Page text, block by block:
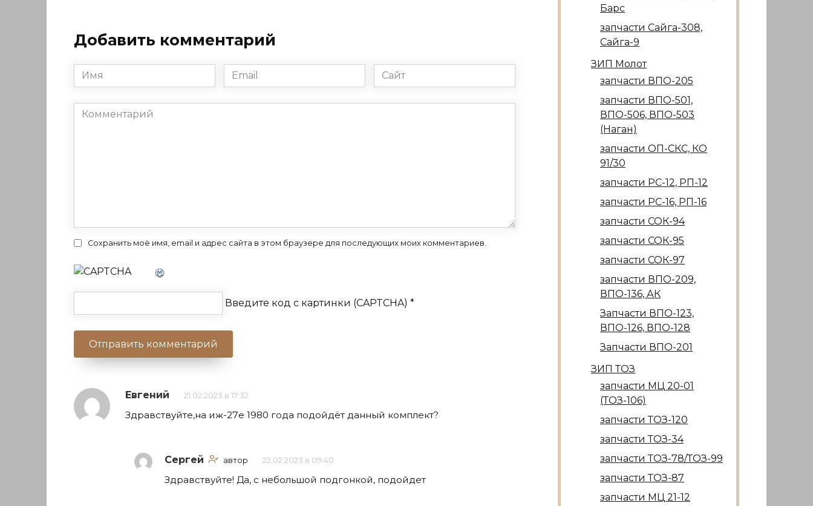
Добавить комментарий
Имя
*
Email
*
Сайт
Комментарий
Сохранить моё имя, email и адрес сайта в этом браузере для последующих моих комментариев.
Введите код с картинки (CAPTCHA) *
Евгений 21.02.2023 в 17:32
Здравствуйте,на иж-27е 1980 года подойдёт данный комплект?
Сергей автор 22.02.2023 в 09:40
Здравствуйте! Да, с небольшой подгонкой, подойдет
Барс
запчасти Сайга-308,
Сайга-9
ЗИП Молот
запчасти ВПО-205
запчасти ВПО-501,
ВПО-506, ВПО-503
(Наган)
запчасти ОП-СКС, КО
91/30
запчасти РС-12, РП-12
запчасти РС-16, РП-16
запчасти СОК-94
запчасти СОК-95
запчасти СОК-97
запчасти ВПО-209,
ВПО-136, АК
Запчасти ВПО-123,
ВПО-126, ВПО-128
Запчасти ВПО-201
ЗИП ТОЗ
запчасти МЦ 20-01
(ТОЗ-106)
запчасти ТОЗ-120
запчасти ТОЗ-34
запчасти ТОЗ-78/ТОЗ-99
запчасти ТОЗ-87
запчасти МЦ 21-12